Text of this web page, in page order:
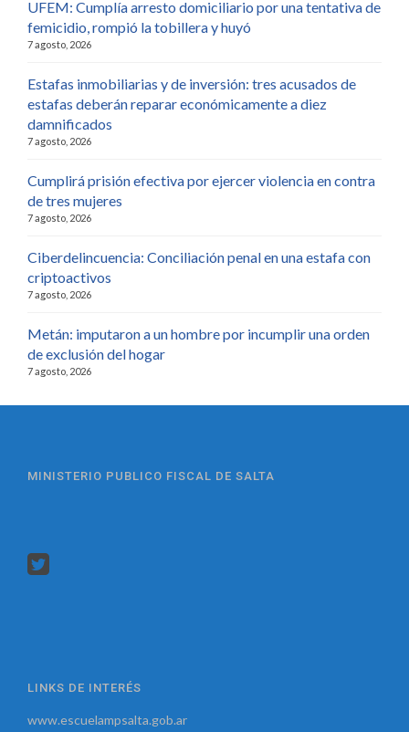
UFEM: Cumplía arresto domiciliario por una tentativa de
femicidio, rompió la tobillera y huyó
7 agosto, 2026
Estafas inmobiliarias y de inversión: tres acusados de
estafas deberán reparar económicamente a diez
damnificados
7 agosto, 2026
Cumplirá prisión efectiva por ejercer violencia en contra
de tres mujeres
7 agosto, 2026
Ciberdelincuencia: Conciliación penal en una estafa con
criptoactivos
7 agosto, 2026
Metán: imputaron a un hombre por incumplir una orden
de exclusión del hogar
7 agosto, 2026
MINISTERIO PUBLICO FISCAL DE SALTA
LINKS DE INTERÉS
www.escuelampsalta.gob.ar